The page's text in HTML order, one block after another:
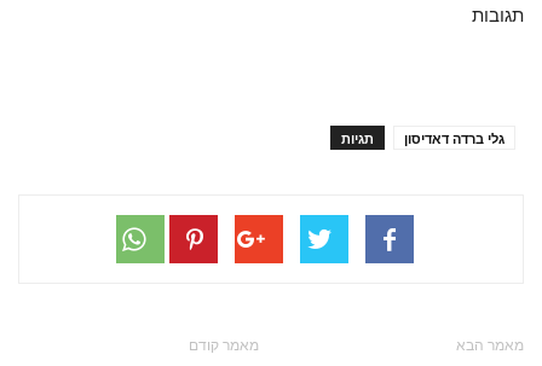
תגובות
תגיות גלי ברדה דאדיסון
מאמר קודם מאמר הבא